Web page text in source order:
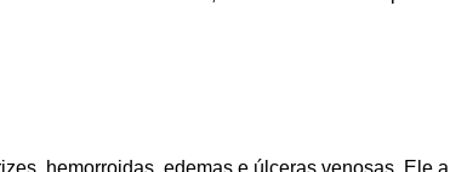
hemorroidas, edemas e úlceras venosas. Ele